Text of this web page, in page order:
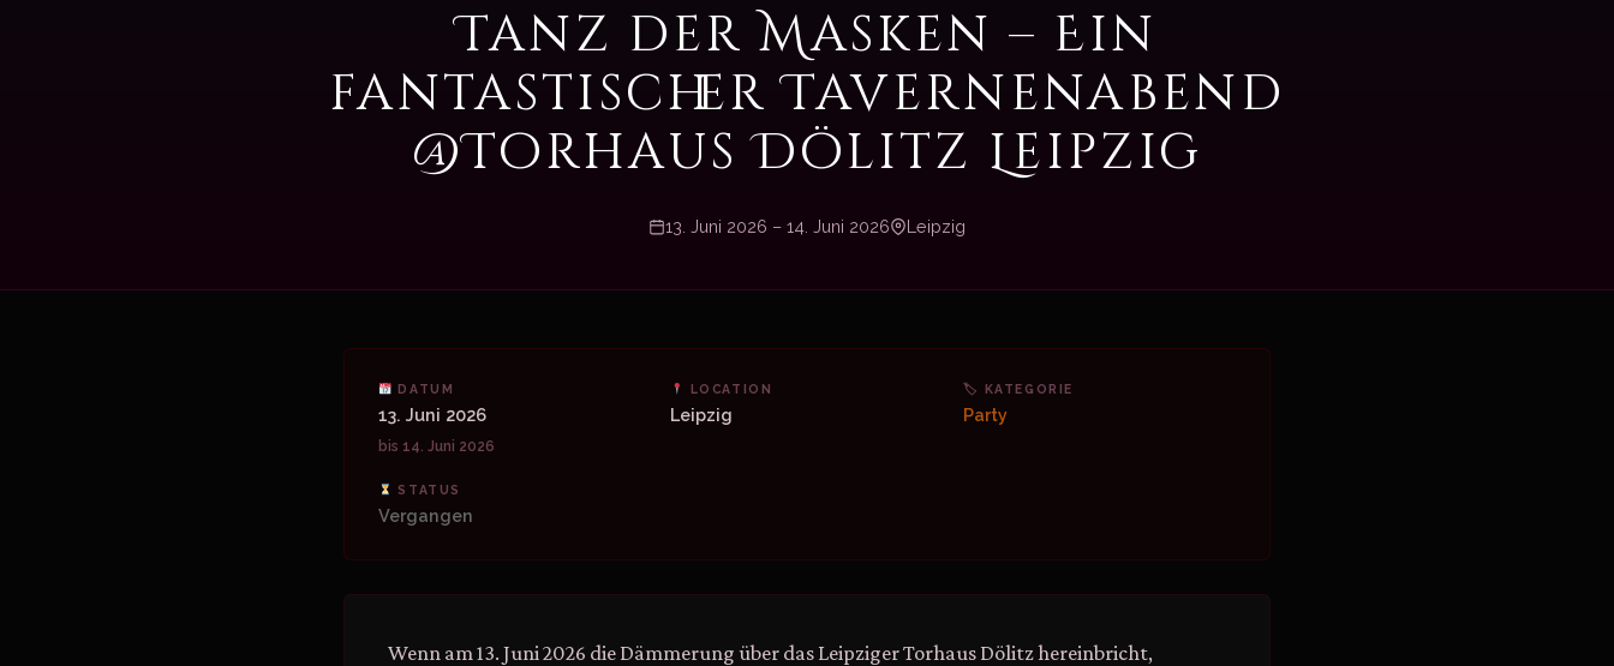
Tanz der Masken – Ein
fantastischer Tavernenabend
@Torhaus Dölitz Leipzig
13. Juni 2026 – 14. Juni 2026 Leipzig
DATUM
13. Juni 2026
bis 14. Juni 2026
LOCATION
Leipzig
🏷 KATEGORIE
Party
STATUS
Vergangen
Wenn am 13. Juni 2026 die Dämmerung über das Leipziger Torhaus Dölitz hereinbricht,